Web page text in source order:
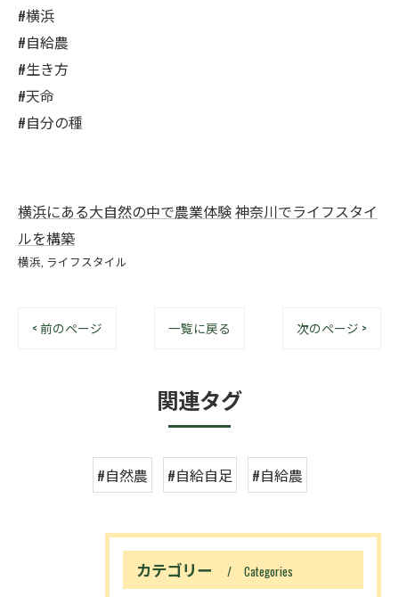
#横浜
#自給農
#生き方
#天命
#自分の種
横浜にある大自然の中で農業体験神奈川でライフスタイ
ルを構築
横浜 ライフスタイル
< 前のページ 一覧に戻る 次のページ >
関連タグ
#自然農 #自給自足 #自給農
カテゴリー Categories